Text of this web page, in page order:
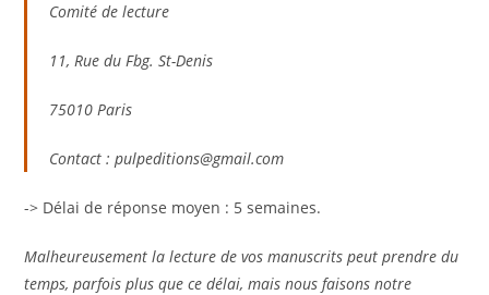
Comité de lecture
11, Rue du Fbg. St-Denis
75010 Paris
Contact : pulpeditions@gmail.com
-> Délai de réponse moyen : 5 semaines.
Malheureusement la lecture de vos manuscrits peut prendre du
temps, parfois plus que ce délai, mais nous faisons notre